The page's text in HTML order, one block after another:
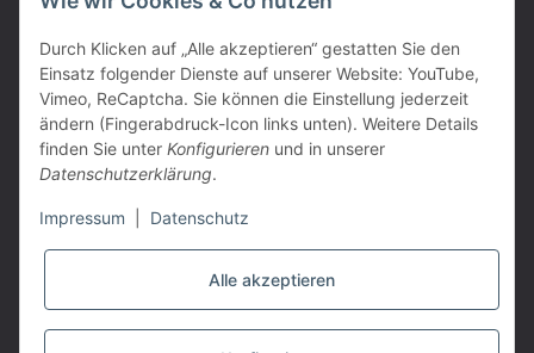
VERTRAG WIDERRUFEN
Durch Klicken auf „Alle akzeptieren“ gestatten Sie den
Einsatz folgender Dienste auf unserer Website: YouTube,
Vimeo, ReCaptcha. Sie können die Einstellung jederzeit
ändern (Fingerabdruck-Icon links unten). Weitere Details
finden Sie unter Konfigurieren und in unserer
Datenschutzerklärung.
Impressum Datenschutz
Alle akzeptieren